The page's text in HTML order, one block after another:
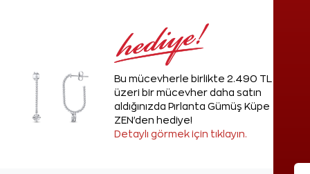
Bu mücevherle birlikte 2.490 TL ve
üzeri bir mücevher daha satın
aldığınızda Pırlanta Gümüş Küpe
ZEN'den hediye!
Detaylı görmek için tıklayın.